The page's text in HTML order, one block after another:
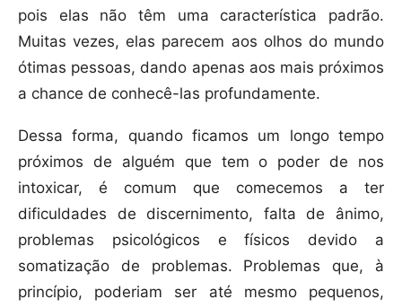
pois elas não têm uma característica padrão.
Muitas vezes, elas parecem aos olhos do mundo
ótimas pessoas, dando apenas aos mais próximos
a chance de conhecê-las profundamente.
Dessa forma, quando ficamos um longo tempo
próximos de alguém que tem o poder de nos
intoxicar, é comum que comecemos a ter
dificuldades de discernimento, falta de ânimo,
problemas psicológicos e físicos devido a
somatização de problemas. Problemas que, à
princípio, poderiam ser até mesmo pequenos,